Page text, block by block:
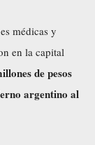
médicas y
en la capital
de pesos
argentino al